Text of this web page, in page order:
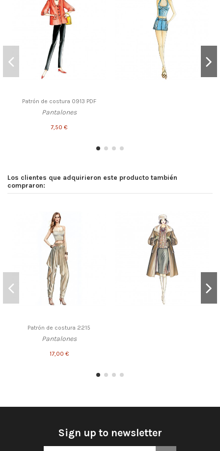
Patrón de costura 0913 PDF
Pantalones
7,50 €
Los clientes que adquirieron este producto también
compraron:
Patrón de costura 2215
Pantalones
17,00 €
Sign up to newsletter